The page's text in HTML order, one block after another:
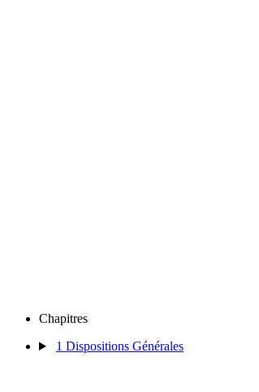
Chapitres
1 Dispositions Générales